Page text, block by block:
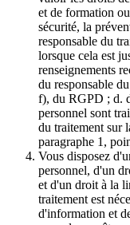
et de formation
sécurité, la
responsable du
lorsque cela est
renseignements
du responsable
f), du RGPD ; d.
personnel sont
du traitement sur
paragraphe 1,
Vous disposez
personnel, d'un
et d'un droit à la
traitement est
d'information et